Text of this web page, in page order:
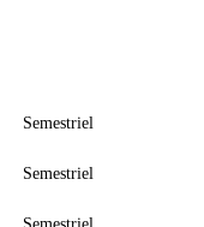
Semestriel
Semestriel